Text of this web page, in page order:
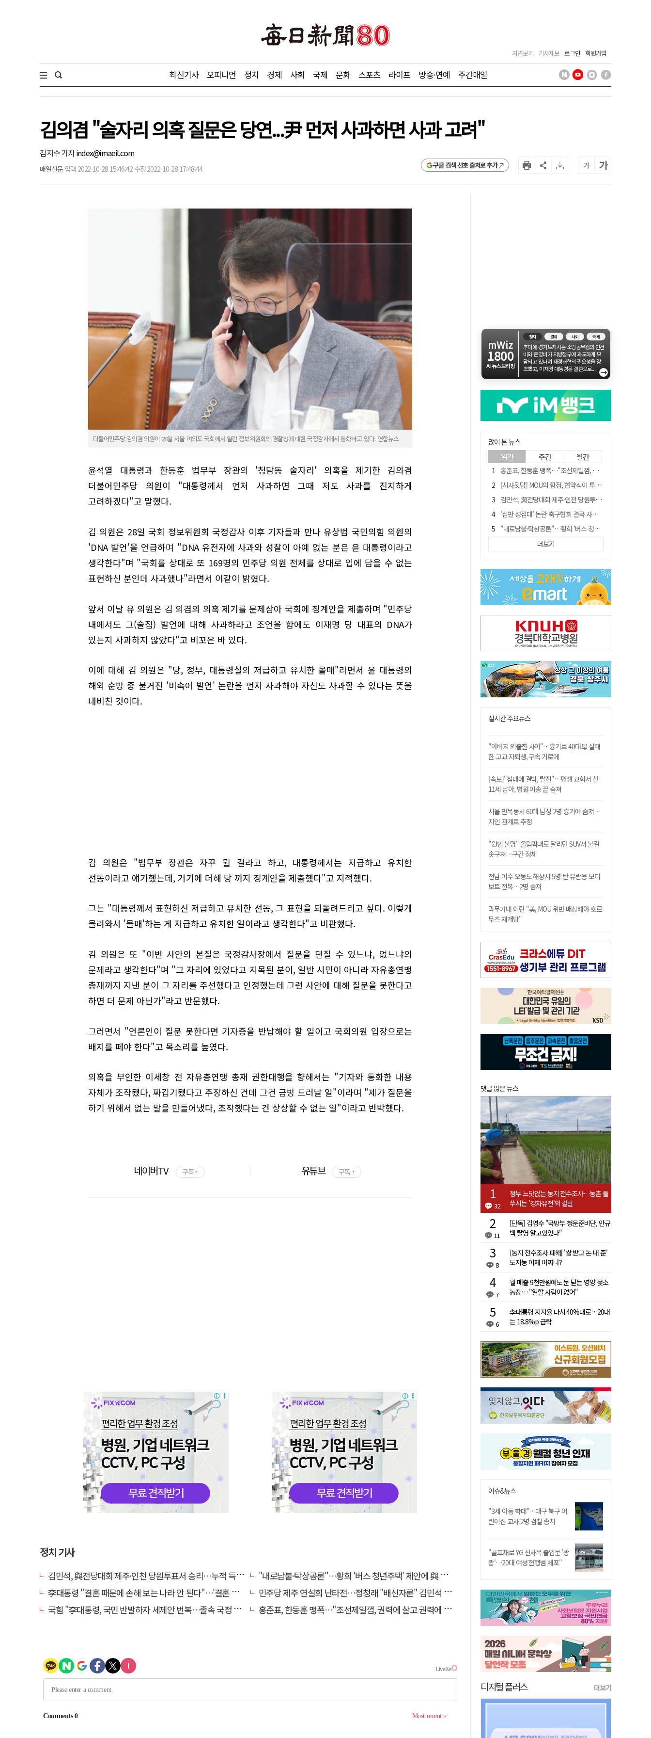
지면보기 기사제보 로그인 회원가입
최신기사 오피니언 정치 경제 사회 국제 문화 스포츠 라이프 방송·연예 주간매일
김의겸 "술자리 의혹 질문은 당연...尹 먼저 사과하면 사과 고려"
김지수 기자index@imaeil.com
매일신문 입력 2022-10-28 15:46:42 수정 2022-10-28 17:48:44 구글 검색 선호 출처로 추가 가 가
더불어민주당 김의겸 의원이 28일 서울 여의도 국회에서 열린 정보위원회의 경찰청에 대한 국정감사에서 통화하고 있다. 연합뉴스
윤석열 대통령과 한동훈 법무부 장관의 '청담동 술자리' 의혹을 제기한 김의겸
더불어민주당 의원이 "대통령께서 먼저 사과하면 그때 저도 사과를 진지하게
고려하겠다"고 말했다.
김 의원은 28일 국회 정보위원회 국정감사 이후 기자들과 만나 유상범 국민의힘 의원의
'DNA 발언'을 언급하며 "DNA 유전자에 사과와 성찰이 아예 없는 분은 윤 대통령이라고
생각한다"며 "국회를 상대로 또 169명의 민주당 의원 전체를 상대로 입에 담을 수 없는
표현하신 분인데 사과했나"라면서 이같이 밝혔다.
앞서 이날 유 의원은 김 의겸의 의혹 제기를 문제삼아 국회에 징계안을 제출하며 "민주당
내에서도 그(술집) 발언에 대해 사과하라고 조언을 함에도 이재명 당 대표의 DNA가
있는지 사과하지 않았다"고 비꼬은 바 있다.
이에 대해 김 의원은 "당, 정부, 대통령실의 저급하고 유치한 몰매"라면서 윤 대통령의
해외 순방 중 불거진 '비속어 발언' 논란을 먼저 사과해야 자신도 사과할 수 있다는 뜻을
내비친 것이다.
김 의원은 "법무부 장관은 자꾸 뭘 걸라고 하고, 대통령께서는 저급하고 유치한
선동이라고 얘기했는데, 거기에 더해 당 까지 징계안을 제출했다"고 지적했다.
그는 "대통령께서 표현하신 저급하고 유치한 선동, 그 표현을 되돌려드리고 싶다. 이렇게
몰려와서 '몰매'하는 게 저급하고 유치한 일이라고 생각한다"고 비판했다.
김 의원은 또 "이번 사안의 본질은 국정감사장에서 질문을 던질 수 있느냐, 없느냐의
문제라고 생각한다"며 "그 자리에 있었다고 지목된 분이, 일반 시민이 아니라 자유총연맹
총재까지 지낸 분이 그 자리를 주선했다고 인정했는데 그런 사안에 대해 질문을 못한다고
하면 더 문제 아닌가"라고 반문했다.
그러면서 "언론인이 질문 못한다면 기자증을 반납해야 할 일이고 국회의원 입장으로는
배지를 떼야 한다"고 목소리를 높였다.
의혹을 부인한 이세창 전 자유총연맹 총재 권한대행을 향해서는 "기자와 통화한 내용
자체가 조작됐다, 짜깁기됐다고 주장하신 건데 그건 금방 드러날 일"이라며 "제가 질문을
하기 위해서 없는 말을 만들어냈다, 조작했다는 건 상상할 수 없는 일"이라고 반박했다.
네이버TV 구독 + 유튜브 구독 +
정치 기사
김민석, 與전당대회 제주·인천 당원투표서 승리…누적 득표는 '초박빙'
"내로남불·탁상공론"…황희 '버스 청년주택' 제안에 與 내부서도 쓴소리
李대통령 "결혼 때문에 손해 보는 나라 안 된다"…'결혼 페널티' 22개 손본다
민주당 제주 연설회 난타전…정청래 "배신자론" 김민석 "관리 무능"
국힘 "李대통령, 국민 반발하자 세제안 번복…졸속 국정 즉각 중단"
홍준표, 한동훈 맹폭…"조선제일껌, 권력에 살고 권력에 죽었다"
mWiz
1800
AI 뉴스브리핑
정치 경제 사회 국제
추미애 경기도지사는 소방공무원의 인건
비와 운영비가 지방정부에 과도하게 부
담되고 있다며 재정개혁의 필요성을 강
조했고, 이재명 대통령은 결혼으로...
→
많이 본 뉴스
일간 주간 월간
홍준표, 한동훈 맹폭…"조선제일껌, 권력에 살고 권력에 죽었다"
[시사뒷담] MOU의 함정, 협약식이 투자 확정은 아니긴 해
김민석, 與전당대회 제주·인천 당원투표서 승리…누적 득표는 '초박빙'
'심판 성접대' 논란 축구협회 결국 사과…"깊이 반성, 쇄신하겠다"
"내로남불·탁상공론"…황희 '버스 청년주택' 제안에 與 내부서도 쓴소리
"경로당 통장에 비밀번호가 적혀 있다"…전국 돌며 경로당 13곳 턴 30대 구속
예안향교 대성전, '국가지정 보물로 지정'
휠체어 환자 발로 밀어 숨지게 한 70대 간병인…2심도 집행유예
박권현 청도군수, 국무총리에 "청도 물 공급 최대 3만t 늘려달라"
더보기
실시간 주요뉴스
"아버지 외출한 사이"…흉기로 40대母 살해
한 고교 자퇴생, 구속 기로에
[속보]"침대에 결박, 탈진"…평생 교회서 산
11세 남아, 병원 이송 끝 숨져
서울 면목동서 60대 남성 2명 흉기에 숨져…
지인 관계로 추정
"원인 불명" 올림픽대로 달리던 SUV서 불길
솟구쳐…구간 정체
전남 여수 오동도 해상서 5명 탄 유람용 모터
보트 전복…2명 숨져
막무가내 이란 "美, MOU 위반 배상해야 호르
무즈 재개방"
댓글 많은 뉴스
32
정부 느닷없는 농지 전수조사…농촌 들
쑤시는 '경자유전'의 칼날
11
[단독] 김영수 "국방부 청문준비단, 안규
백 탈영 알고있었다"
8
[농지 전수조사 폐해] '쌀 받고 논 내 준'
도지농 이제 어쩌나?
7
월 매출 9천만원에도 문 닫는 영양 젖소
농장… "일할 사람이 없어"
6
李대통령 지지율 다시 40%대로…20대
는 18.8%p 급락
이슈&뉴스
"3세 아동 학대"…대구 북구 어
린이집 교사 2명 검찰 송치
"골프채로 YG 신사옥 출입문 '쾅
쾅'…20대 여성 현행범 체포"
디지털 플러스 더보기